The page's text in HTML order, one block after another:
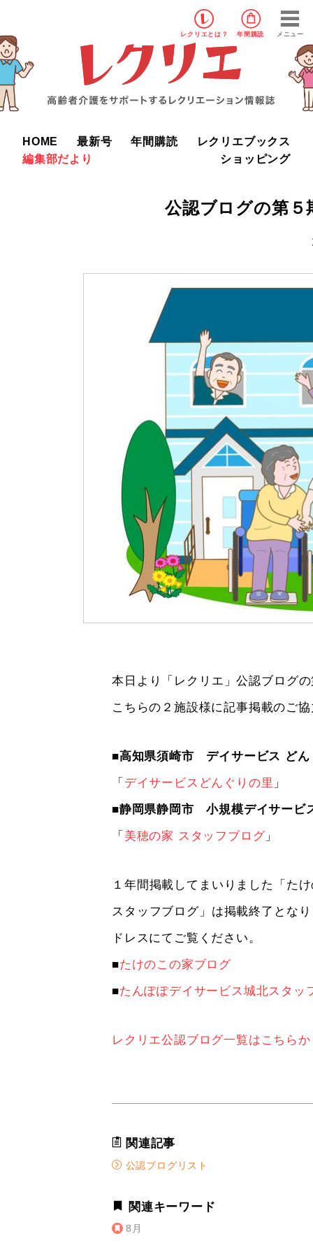
レクリエ とは？ 年間購読 メニュー
HOME 最新号 年間購読
レクリエブックス
編集部だより
ショッピング
公認ブログの第
本日より「レクリエ」公認ブログ
こちらの２施設様に記事掲載のご
■高知県須崎市 デイサービス どん
「 デイサービスどんぐりの里 」
■静岡県静岡市 小規模デイサービ
「 美穂の家 スタッフブログ 」
１年間掲載してまいりました「た
スタッフブログ」は掲載終了とな
ドレスにてご覧ください。
■たけのこの家ブログ
■たんぽぽデイサービス城北スタッ
レクリエ公認ブログ一覧はこちら
関連記事
公認ブログリスト
関連キーワード
8月